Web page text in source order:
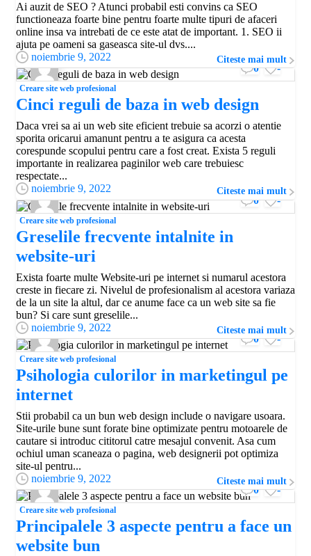
Ai auzit de SEO ? Atunci probabil esti convins ca SEO
functioneaza foarte bine pentru foarte multe tipuri de afaceri
online insa va intrebati de ce este atat de important. 1. SEO ii
ajuta pe oameni sa gaseasca site-ul dvs....
noiembrie 9, 2022
Citeste mai mult
0 -
Creare site web profesional
Cinci reguli de baza in web design
Daca vrei sa ai un web site eficient trebuie sa acorzi o atentie
sporita oricarui amanunt pentru a te asigura ca acesta
corespunde scopului pentru care a fost creat. Exista 5 reguli
importante in realizarea paginilor web care trebuiesc
respectate...
noiembrie 9, 2022
Citeste mai mult
0 -
Creare site web profesional
Greselile frecvente intalnite in
website-uri
Exista foarte multe Website-uri pe internet si numarul acestora
creste in fiecare zi. Nivelul de profesionalism al acestora variaza
de la un site la altul, dar ce anume face ca un web site sa fie
bun? Si care sunt greselile...
noiembrie 9, 2022
Citeste mai mult
0 -
Creare site web profesional
Psihologia culorilor in marketingul pe
internet
Stii probabil ca un bun web design include o navigare usoara.
Site-urile bune sunt forate bine optimizate pentru motoarele de
cautare si introduc cititorul catre mesajul convenit. Asa cum
ochiul uman scaneaza o pagina, web designerii pot optimiza
site-ul pentru...
noiembrie 9, 2022
Citeste mai mult
0 -
Creare site web profesional
Principalele 3 aspecte pentru a face un
website bun